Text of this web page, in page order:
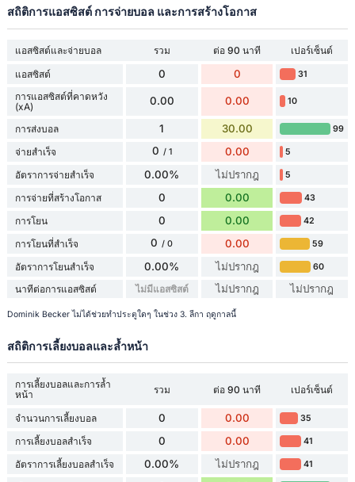
สถิติการแอสซิสต์ การจ่ายบอล และการสร้างโอกาส
แอสซิสต์และจ่ายบอล รวม ต่อ 90 นาที
เปอร์เซ็นต์
แอสซิสต์
0 0 31
การแอสซิสต์ที่คาดหวัง
(xA)
0.00 0.00 10
การส่งบอล 1 30.00 99
จ่ายสำเร็จ 0 / 1 0.00 5
อัตราการจ่ายสำเร็จ 0.00% ไม่ปรากฎ 5
การจ่ายที่สร้างโอกาส 0 0.00 43
การโยน 0 0.00 42
การโยนที่สำเร็จ 0 / 0 0.00 59
อัตราการโยนสำเร็จ 0.00% ไม่ปรากฎ 60
นาทีต่อการแอสซิสต์ ไม่มีแอสซิสต์ ไม่ปรากฎ ไม่ปรากฎ
Dominik Becker ไม่ได้ช่วยทำประตูใดๆ ในช่วง 3. ลีกา ฤดูกาลนี้
สถิติการเลี้ยงบอลและล้ำหน้า
การเลี้ยงบอลและการล้ำ
หน้า
รวม ต่อ 90 นาที เปอร์เซ็นต์
จำนวนการเลี้ยงบอล 0 0.00 35
การเลี้ยงบอลสำเร็จ 0 0.00 41
อัตราการเลี้ยงบอลสำเร็จ 0.00% ไม่ปรากฎ 41